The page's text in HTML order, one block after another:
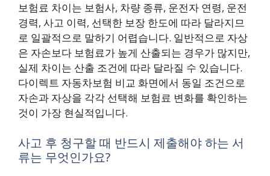
보험료 차이는 보험사, 차량 종류, 운전자 연령, 운전
경력, 사고 이력, 선택한 보장 한도에 따라 달라지므
로 일괄적으로 말하기 어렵습니다. 일반적으로 자상
은 자손보다 보험료가 높게 산출되는 경우가 많지만,
실제 차이는 산출 조건에 따라 달라질 수 있습니다.
다이렉트 자동차보험 비교 화면에서 동일 조건으로
자손과 자상을 각각 선택해 보험료 변화를 확인하는
것이 가장 현실적입니다.
사고 후 청구할 때 반드시 제출해야 하는 서
류는 무엇인가요?